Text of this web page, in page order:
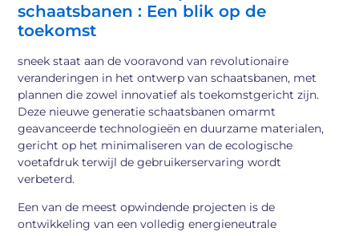
schaatsbanen : Een blik op de
toekomst
sneek staat aan de vooravond van revolutionaire
veranderingen in het ontwerp van schaatsbanen, met
plannen die zowel innovatief als toekomstgericht zijn.
Deze nieuwe generatie schaatsbanen omarmt
geavanceerde technologieën en duurzame materialen,
gericht op het minimaliseren van de ecologische
voetafdruk terwijl de gebruikerservaring wordt
verbeterd.
Een van de meest opwindende projecten is de
ontwikkeling van een volledig energieneutrale